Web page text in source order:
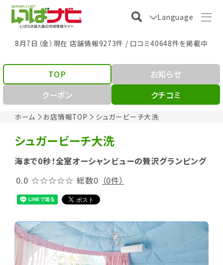
Language
8月7日（金）現在 店舗情報9273件 / 口コミ40648件を掲載中
ホーム お店情報TOP シュガービーチ大洗
TOP
お知らせ
クーポン
クチコミ
シュガービーチ大洗
海まで0秒！全室オーシャンビューの贅沢グランピング
0.0 ☆☆☆☆☆ 総数0 （0件）